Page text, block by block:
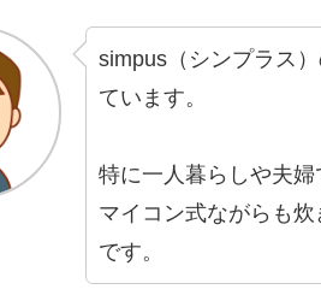
simpus（シンプラス
ています。
特に一人暮らしや夫
マイコン式ながらも
です。